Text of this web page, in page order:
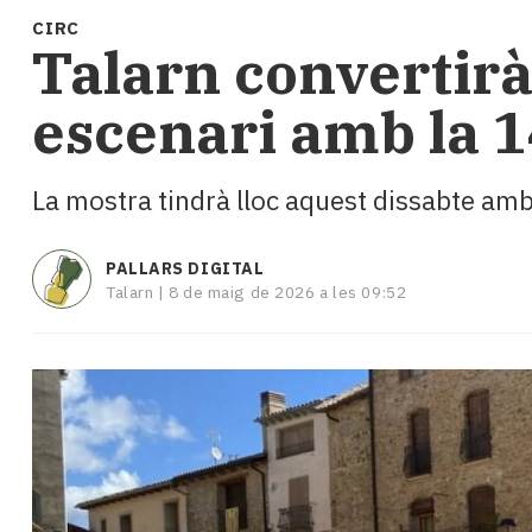
i
Cultura
Esports
Mai
tant!
i
El
temps
Enquestes
A
escena!
Dis
la
teva!
CIRC
Talarn
escenari amb la
La mostra tindrà lloc aquest dissabte
PALLARS DIGITAL
Talarn | 8 de maig de 2026 a les 09:52